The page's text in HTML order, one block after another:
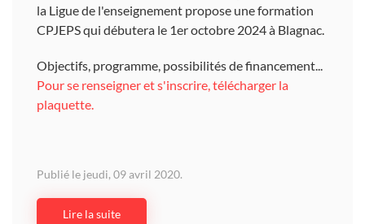
la Ligue de l'enseignement propose une formation
CPJEPS qui débutera le 1er octobre 2024 à Blagnac.
Objectifs, programme, possibilités de financement...
Pour se renseigner et s'inscrire, télécharger la
plaquette.
Publié le jeudi, 09 avril 2020.
Lire la suite